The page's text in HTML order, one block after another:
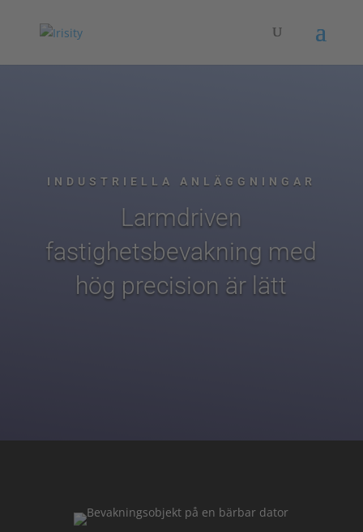
INDUSTRIELLA ANLÄGGNINGAR
Larmdriven
fastighetsbevakning med
hög precision är lätt